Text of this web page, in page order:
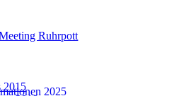
2025
Ruhrpott
2015